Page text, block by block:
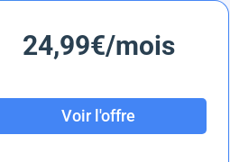
24,99€/mois
Voir l'offre